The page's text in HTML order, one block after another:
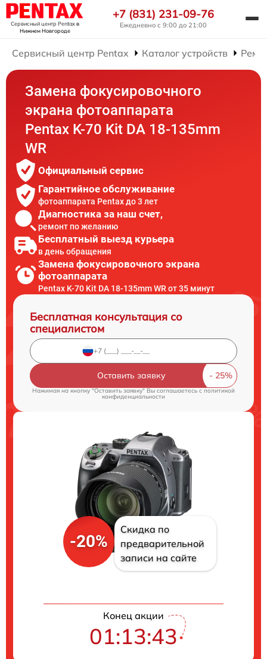
Сервисный центр Pentaxв
Нижнем Новгороде
+7 (831) 231-09-76
Ежедневно с 9:00 до 21:00
Сервисный центр Pentax Каталог устройств
Замена фокусировочного
экрана фотоаппарата
Pentax K-70 Kit DA 18-135mm
WR
Официальный сервис
Гарантийное обслуживание
фотоаппарата Pentax до 3 лет
Диагностика за наш счет,
ремонт по желанию
Бесплатный выезд курьера
в день обращения
Замена фокусировочного экрана
фотоаппарата
Pentax K-70 Kit DA 18-135mm WR от 35 минут
Бесплатная консультация со
специалистом
Оставить заявку
Нажимая на кнопку "Оставить заявку" Вы соглашаетесь cполитикой
конфиденциальности
-20%
Скидка по
предварительной
записи на сайте
Конец акции
01:13:42